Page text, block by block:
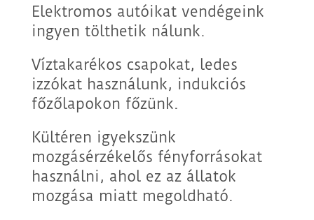
Elektromos autóikat vendégeink
ingyen tölthetik nálunk.
Víztakarékos csapokat, ledes
izzókat használunk, indukciós
főzőlapokon főzünk.
Kültéren igyekszünk
mozgásérzékelős fényforrásokat
használni, ahol ez az állatok
mozgása miatt megoldható.